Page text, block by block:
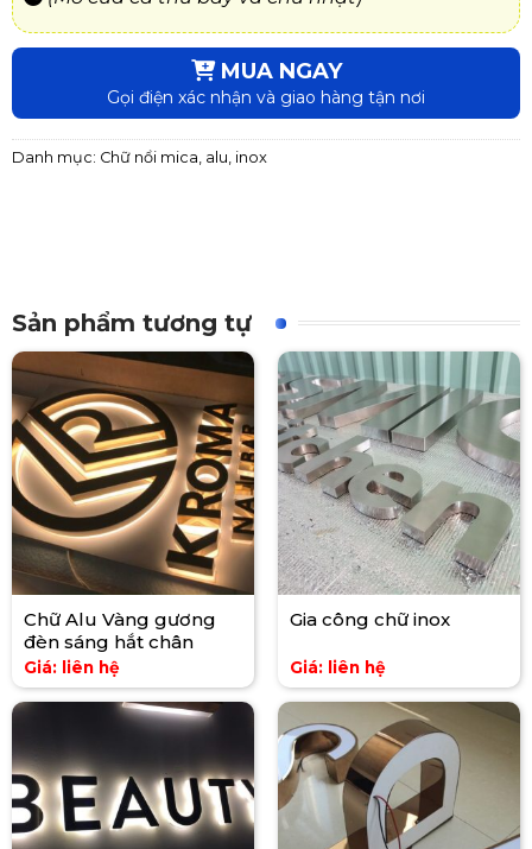
MUA NGAY
Gọi điện xác nhận và giao hàng tận nơi
Danh mục: Chữ nổi mica, alu, inox
Sản phẩm tương tự
Chữ Alu Vàng gương
đèn sáng hắt chân
Giá: liên hệ
Gia công chữ inox
Giá: liên hệ